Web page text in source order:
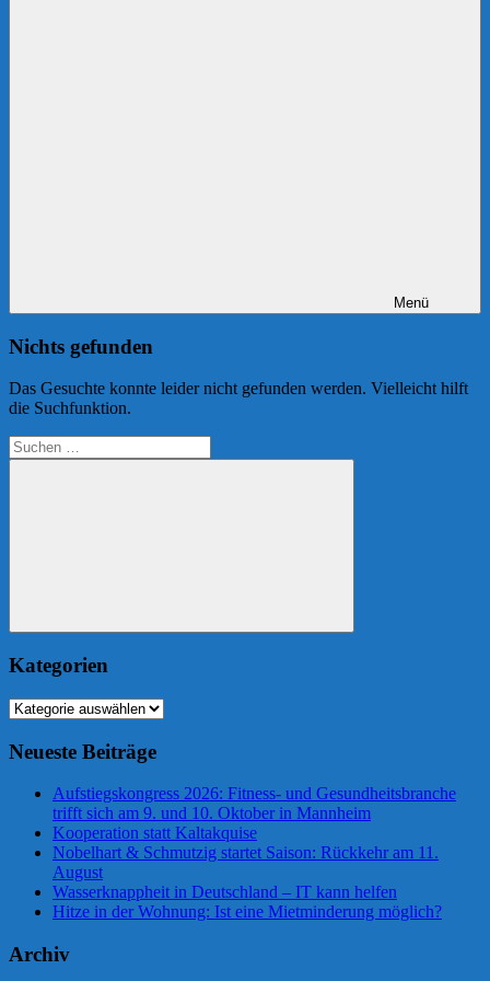
Menü
Nichts gefunden
Das Gesuchte konnte leider nicht gefunden werden. Vielleicht hilft
die Suchfunktion.
Suchen
nach:
Suchen
Kategorien
Kategorien
Neueste Beiträge
Aufstiegskongress 2026: Fitness- und Gesundheitsbranche
trifft sich am 9. und 10. Oktober in Mannheim
Kooperation statt Kaltakquise
Nobelhart & Schmutzig startet Saison: Rückkehr am 11.
August
Wasserknappheit in Deutschland – IT kann helfen
Hitze in der Wohnung: Ist eine Mietminderung möglich?
Archiv